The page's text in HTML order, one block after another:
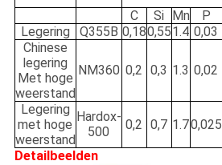
C Si Mn P
Legering
Q355B 0,180,551.4 0,03
Chinese
legering
Met hoge
weerstand
NM360 0,2 0,3 1.3 0,02
Legering
met hoge
weerstand
Hardox-
500
0,2 0,7 1.70,025
Detailbeelden